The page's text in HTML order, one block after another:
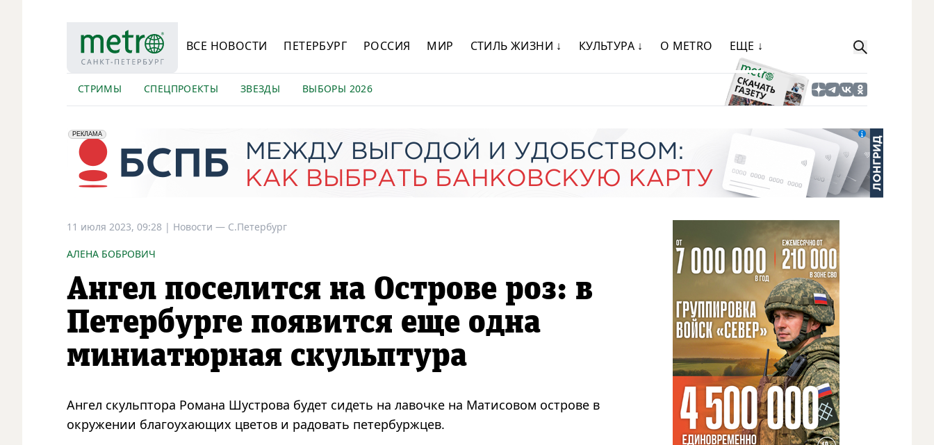
ВСЕ НОВОСТИ ПЕТЕРБУРГ РОССИЯ МИР СТИЛЬ ЖИЗНИ ↓ КУЛЬТУРА ↓ О METRO ЕЩЕ ↓
СТРИМЫ СПЕЦПРОЕКТЫ ЗВЕЗДЫ ВЫБОРЫ 2026
erid: 2VfnxyFybV5
РЕКЛАМА
ПАО "Банк "Санкт-Петербург", ИНН: 7831000027
11 июля 2023, 09:28 | Новости — С.Петербург
АЛЕНА БОБРОВИЧ
Ангел поселится на Острове роз: в
Петербурге появится еще одна
миниатюрная скульптура
Ангел скульптора Романа Шустрова будет сидеть на лавочке на Матисовом острове в
окружении благоухающих цветов и радовать петербуржцев.